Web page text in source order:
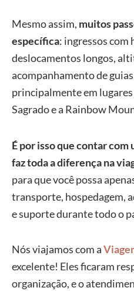
Mesmo assim, muitos
específica: ingressos com
deslocamentos longos,
acompanhamento de
principalmente em
Sagrado e a Rainbow
É por isso que contar
faz toda a diferença na
para que você possa
transporte, hospedagem,
e suporte durante todo o
Nós viajamos com a
excelente! Eles ficaram
organização, e o